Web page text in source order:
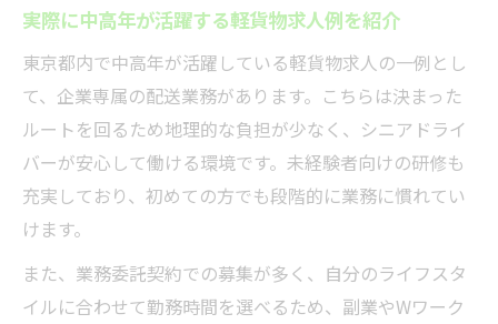
実際に中高年が活躍する軽貨物求人例を紹介
東京都内で中高年が活躍している軽貨物求人の一例とし
て、企業専属の配送業務があります。こちらは決まった
ルートを回るため地理的な負担が少なく、シニアドライ
バーが安心して働ける環境です。未経験者向けの研修も
充実しており、初めての方でも段階的に業務に慣れてい
けます。
また、業務委託契約での募集が多く、自分のライフスタ
イルに合わせて勤務時間を選べるため、副業やWワーク